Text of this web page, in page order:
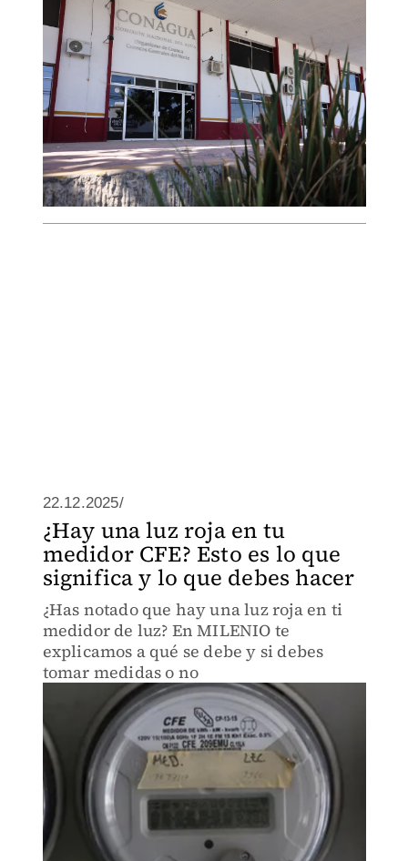
22.12.2025/
¿Hay una luz roja en tu
medidor CFE? Esto es lo que
significa y lo que debes hacer
¿Has notado que hay una luz roja en ti
medidor de luz? En MILENIO te
explicamos a qué se debe y si debes
tomar medidas o no